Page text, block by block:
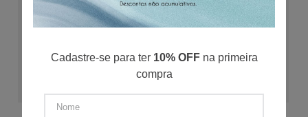
ADICIONAR AO CARRINHO
Cadastre-se para ter 10% OFFna primeira
compra